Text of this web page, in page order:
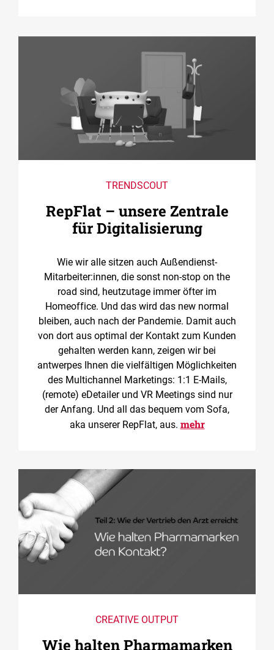
TRENDSCOUT
RepFlat – unsere Zentrale
für Digitalisierung
Wie wir alle sitzen auch Außendienst-
Mitarbeiter:innen, die sonst non-stop on the
road sind, heutzutage immer öfter im
Homeoffice. Und das wird das new normal
bleiben, auch nach der Pandemie. Damit auch
von dort aus optimal der Kontakt zum Kunden
gehalten werden kann, zeigen wir bei
antwerpes Ihnen die vielfältigen Möglichkeiten
des Multichannel Marketings: 1:1 E-Mails,
(remote) eDetailer und VR Meetings sind nur
der Anfang. Und all das bequem vom Sofa,
aka unserer RepFlat, aus. mehr
CREATIVE OUTPUT
Wie halten Pharmamarken